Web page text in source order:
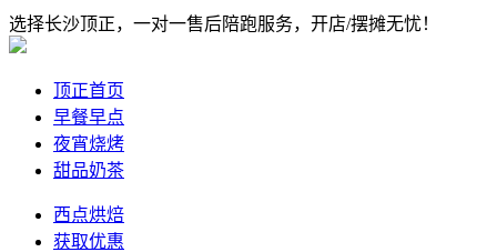
选择长沙顶正，一对一售后陪跑服务，开店/摆摊无忧！
顶正首页
早餐早点
夜宵烧烤
甜品奶茶
西点烘焙
获取优惠